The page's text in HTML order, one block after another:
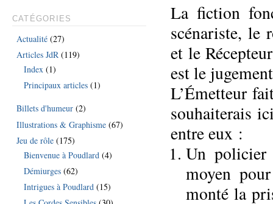
La fiction
scénariste, le
et le
est le
L’Émetteur
souhaiterais
entre eux :
Un policier
moyen
monté la
CATÉGORIES
Actualité (27)
Articles JdR (119)
Index (1)
Principaux articles (1)
Billets d'humeur (2)
Illustrations & Graphisme (67)
Jeu de rôle (175)
Bienvenue à Poudlard (4)
Démiurges (62)
Intrigues à Poudlard (15)